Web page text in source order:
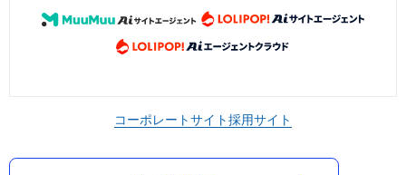
コーポレートサイト採用サイト